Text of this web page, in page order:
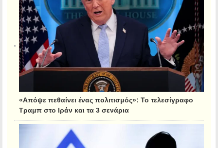
«Απόψε πεθαίνει ένας πολιτισμός»: Το τελεσίγραφο
Τραμπ στο Ιράν και τα 3 σενάρια